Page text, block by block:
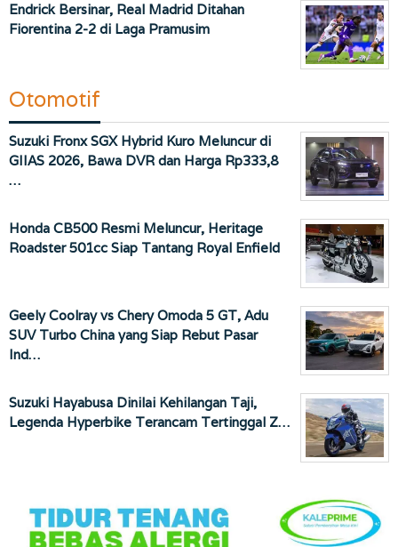
Endrick Bersinar, Real Madrid Ditahan
Fiorentina 2-2 di Laga Pramusim
Otomotif
Suzuki Fronx SGX Hybrid Kuro Meluncur di
GIIAS 2026, Bawa DVR dan Harga Rp333,8
…
Honda CB500 Resmi Meluncur, Heritage
Roadster 501cc Siap Tantang Royal Enfield
Geely Coolray vs Chery Omoda 5 GT, Adu
SUV Turbo China yang Siap Rebut Pasar
Ind…
Suzuki Hayabusa Dinilai Kehilangan Taji,
Legenda Hyperbike Terancam Tertinggal Z…